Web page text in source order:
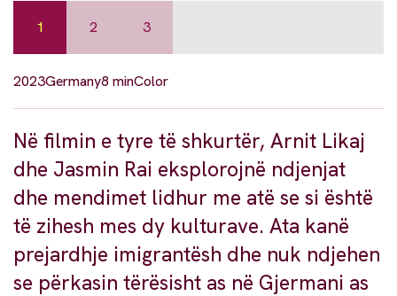
1 2 3
2023Germany8 minColor
Në filmin e tyre të shkurtër, Arnit Likaj
dhe Jasmin Rai eksplorojnë ndjenjat
dhe mendimet lidhur me atë se si është
të zihesh mes dy kulturave. Ata kanë
prejardhje imigrantësh dhe nuk ndjehen
se përkasin tërësisht as në Gjermani as